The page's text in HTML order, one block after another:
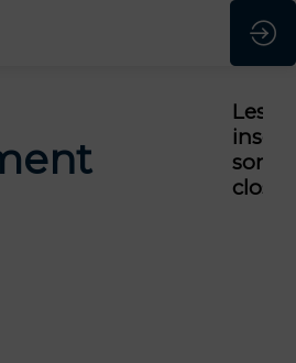
Les
sont